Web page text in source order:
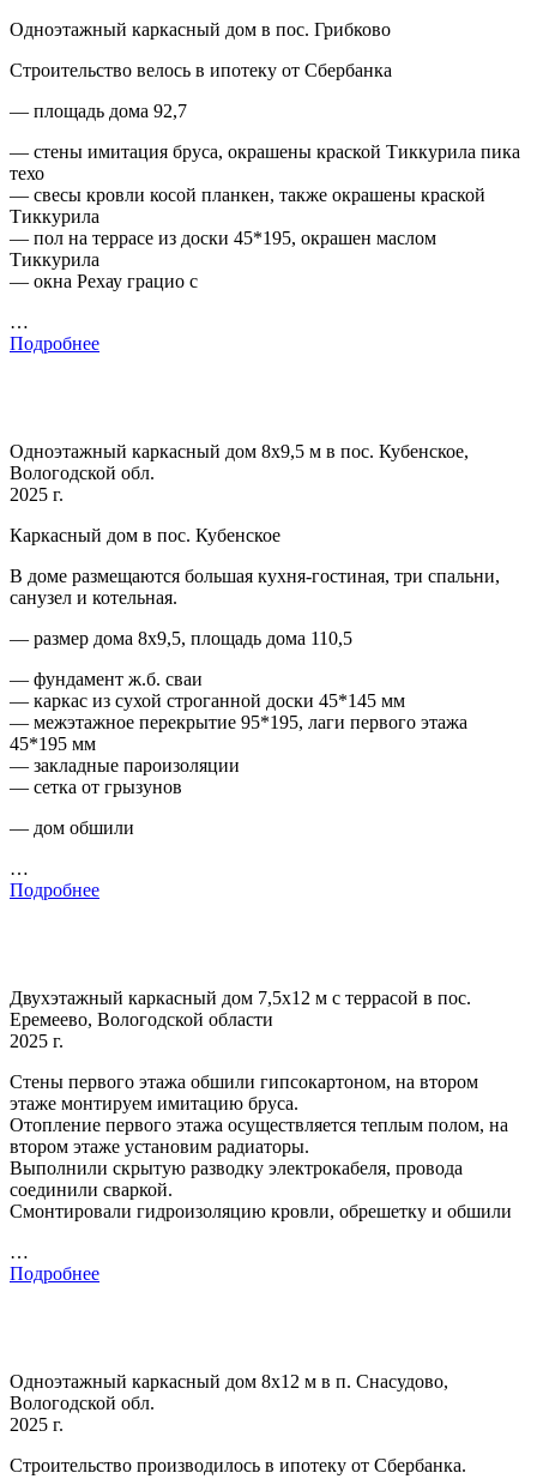
Одноэтажный каркасный дом в пос. Грибково
Строительство велось в ипотеку от Сбербанка
— площадь дома 92,7
— стены имитация бруса, окрашены краской Тиккурила пика
техо
— свесы кровли косой планкен, также окрашены краской
Тиккурила
— пол на террасе из доски 45*195, окрашен маслом
Тиккурила
— окна Рехау грацио с
…
Подробнее
Одноэтажный каркасный дом 8х9,5 м в пос. Кубенское,
Вологодской обл.
2025 г.
Каркасный дом в пос. Кубенское
В доме размещаются большая кухня-гостиная, три спальни,
санузел и котельная.
— размер дома 8х9,5, площадь дома 110,5
— фундамент ж.б. сваи
— каркас из сухой строганной доски 45*145 мм
— межэтажное перекрытие 95*195, лаги первого этажа
45*195 мм
— закладные пароизоляции
— сетка от грызунов
— дом обшили
…
Подробнее
Двухэтажный каркасный дом 7,5х12 м с террасой в пос.
Еремеево, Вологодской области
2025 г.
Стены первого этажа обшили гипсокартоном, на втором
этаже монтируем имитацию бруса.
Отопление первого этажа осуществляется теплым полом, на
втором этаже установим радиаторы.
Выполнили скрытую разводку электрокабеля, провода
соединили сваркой.
Смонтировали гидроизоляцию кровли, обрешетку и обшили
…
Подробнее
Одноэтажный каркасный дом 8х12 м в п. Снасудово,
Вологодской обл.
2025 г.
Строительство производилось в ипотеку от Сбербанка.